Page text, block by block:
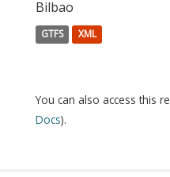
Bilbao
GTFS XML
You can also access this
Docs).